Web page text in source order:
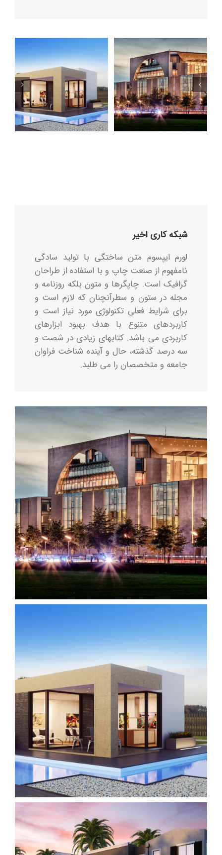
شبکه کاری اخیر
لورم ایپسوم متن ساختگی با تولید سادگی
نامفهوم از صنعت چاپ و با استفاده از طراحان
گرافیک است. چاپگرها و متون بلکه روزنامه و
مجله در ستون و سطرآنچنان که لازم است و
برای شرایط فعلی تکنولوژی مورد نیاز است و
کاربردهای متنوع با هدف بهبود ابزارهای
کاربردی می باشد. کتابهای زیادی در شصت و
سه درصد گذشته، حال و آینده شناخت فراوان
جامعه و متخصصان را می طلبد.